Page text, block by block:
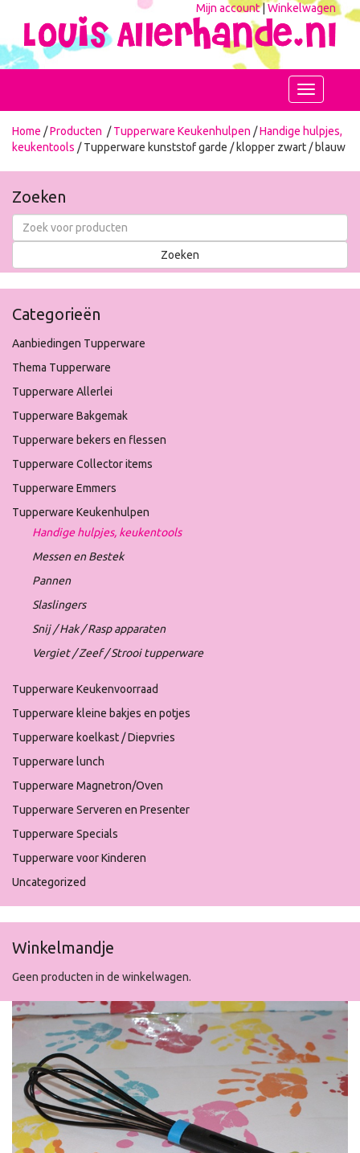
Mijn account|Winkelwagen
Toggle
navigation
Home /Producten /Tupperware Keukenhulpen /Handige hulpjes,
keukentools / Tupperware kunststof garde / klopper zwart / blauw
Zoeken
Categorieën
Aanbiedingen Tupperware
Thema Tupperware
Tupperware Allerlei
Tupperware Bakgemak
Tupperware bekers en flessen
Tupperware Collector items
Tupperware Emmers
Tupperware Keukenhulpen
Handige hulpjes, keukentools
Messen en Bestek
Pannen
Slaslingers
Snij / Hak / Rasp apparaten
Vergiet / Zeef / Strooi tupperware
Tupperware Keukenvoorraad
Tupperware kleine bakjes en potjes
Tupperware koelkast / Diepvries
Tupperware lunch
Tupperware Magnetron/Oven
Tupperware Serveren en Presenter
Tupperware Specials
Tupperware voor Kinderen
Uncategorized
Winkelmandje
Geen producten in de winkelwagen.